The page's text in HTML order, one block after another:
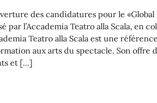
des candidatures pour le
par l’Accademia Teatro alla Scala, en
Teatro alla Scala est une
aux arts du spectacle. Son offre
et […]